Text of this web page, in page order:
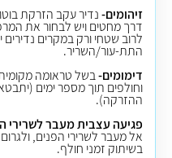
זיהומים-נדיר עקב הזרקת
דרך מחטים ויש לבחור את
לרוב שטחי ורק במקרים נדירים
התת-עור/השריר.
דימומים-בשל טראומה
וחולפים תוך מספר ימים
ההזרקה).
פגיעה עצבית מעבר לשרירי
אל מעבר לשרירי הפנים,
בשיתוק זמני חולף.